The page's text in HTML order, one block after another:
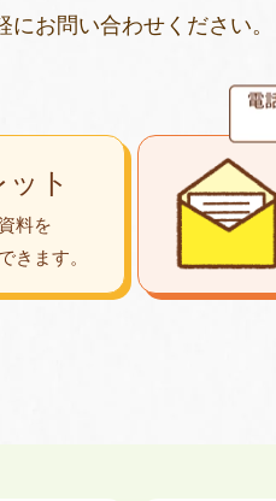
にお問い合わせください。
ト
料を
できます。